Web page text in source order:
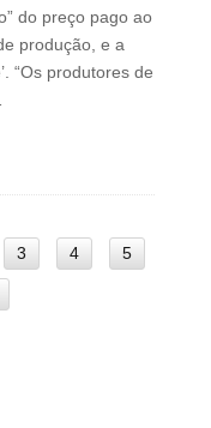
do preço pago ao
produção, e a
“Os produtores de
3 4 5